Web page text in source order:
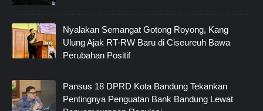
Nyalakan Semangat Gotong Royong, Kang
Ulung Ajak RT-RW Baru di Ciseureuh Bawa
Perubahan Positif
Pansus 18 DPRD Kota Bandung Tekankan
Pentingnya Penguatan Bank Bandung Lewat